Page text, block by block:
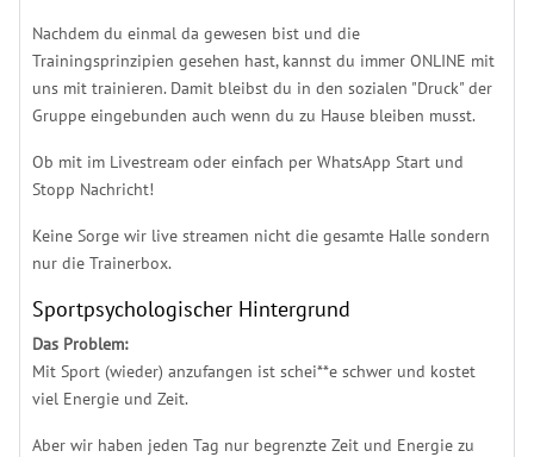
Nachdem du einmal da gewesen bist und die
Trainingsprinzipien gesehen hast, kannst du immer ONLINE mit
uns mit trainieren. Damit bleibst du in den sozialen "Druck" der
Gruppe eingebunden auch wenn du zu Hause bleiben musst.
Ob mit im Livestream oder einfach per WhatsApp Start und
Stopp Nachricht!
Keine Sorge wir live streamen nicht die gesamte Halle sondern
nur die Trainerbox.
Sportpsychologischer Hintergrund
Das Problem:
Mit Sport (wieder) anzufangen ist schei**e schwer und kostet
viel Energie und Zeit.
Aber wir haben jeden Tag nur begrenzte Zeit und Energie zu